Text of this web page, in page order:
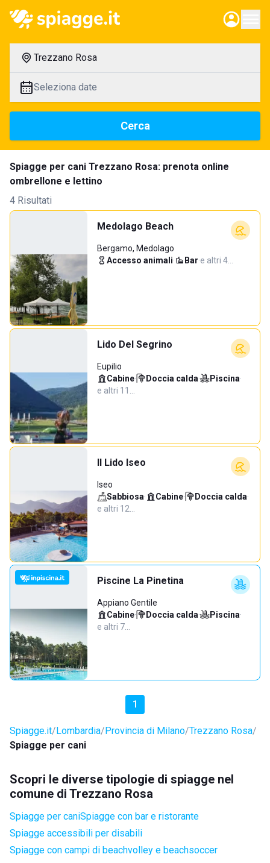
Trezzano Rosa
Seleziona date
Cerca
Spiagge per cani Trezzano Rosa: prenota online
ombrellone e lettino
4 Risultati
Medolago Beach
Bergamo, Medolago
Accesso animali· Bar·e altri 4…
Lido Del Segrino
Eupilio
Cabine· Doccia calda· Piscina·
e altri 11…
Il Lido Iseo
Iseo
Sabbiosa· Cabine· Doccia calda·
e altri 12…
Piscine La Pinetina
Appiano Gentile
Cabine· Doccia calda· Piscina·
e altri 7…
1
Spiagge.it Lombardia Provincia di Milano Trezzano Rosa
Spiagge per cani
Scopri le diverse tipologie di spiagge nel
comune di Trezzano Rosa
Spiagge per caniSpiagge con bar e ristorante
Spiagge accessibili per disabili
Spiagge con campi di beachvolley e beachsoccer